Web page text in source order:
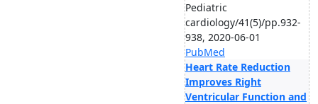
Pediatric
cardiology/41(5)/pp.932-
938, 2020-06-01
PubMed
Heart Rate Reduction
Improves Right
Ventricular Function and